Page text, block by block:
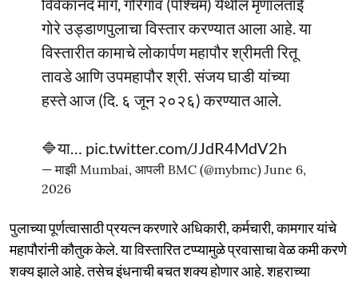
गोरे उड्डाणपुलाचा विस्तार करण्‍यात आला आहे. या
विस्‍तारीत कामाचे लोकार्पण महापौर श्रीमती रितू
तावडे आणि उपमहापौर श्री. संजय घाडी यांच्‍या
हस्‍ते आज (दि. ६ जून २०२६) करण्‍यात आले.
🔷या… pic.twitter.com/JJdR4MdV2h
— माझी Mumbai, आपली BMC (@mybmc) June 6,
2026
पुलाच्या पूर्णत्वासाठी प्रयत्न करणारे अधिकारी, कर्मचारी, कामगार यांचे
महापौरांनी कौतुक केले. या विस्तारित टप्प्यामुळे प्रवासाचा वेळ कमी करणे
शक्य झाले आहे. तसेच इंधनाची बचत शक्य होणार आहे. शहराच्या